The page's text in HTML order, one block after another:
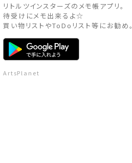
リトルツインスターズのメモ帳アプリ。
待受けにメモ出来るよ☆
買い物リストやToDoリスト等にお勧め。
ArtsPlanet